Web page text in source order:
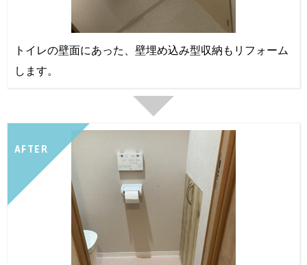
トイレの壁面にあった、壁埋め込み型収納もリフォーム
します。
AFTER